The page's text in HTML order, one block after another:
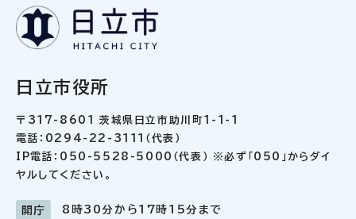
日立市役所
〒317-8601 茨城県日立市助川町1-1-1
電話：0294-22-3111（代表）
IP電話：050-5528-5000（代表） ※必ず「050」からダイ
ヤルしてください。
開庁 8時30分から17時15分まで